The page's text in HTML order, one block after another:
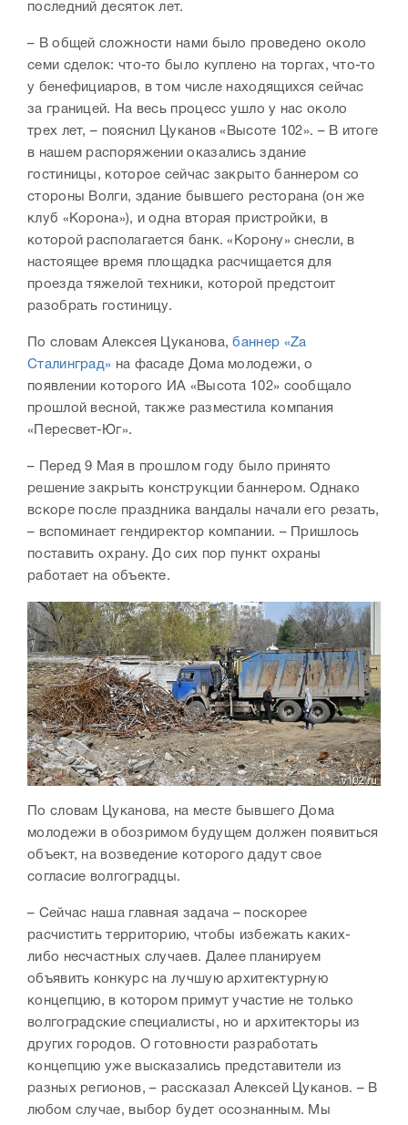
последний десяток лет.
– В общей сложности нами было проведено около
семи сделок: что-то было куплено на торгах, что-то
у бенефициаров, в том числе находящихся сейчас
за границей. На весь процесс ушло у нас около
трех лет, – пояснил Цуканов «Высоте 102». – В итоге
в нашем распоряжении оказались здание
гостиницы, которое сейчас закрыто баннером со
стороны Волги, здание бывшего ресторана (он же
клуб «Корона»), и одна вторая пристройки, в
которой располагается банк. «Корону» снесли, в
настоящее время площадка расчищается для
проезда тяжелой техники, которой предстоит
разобрать гостиницу.
По словам Алексея Цуканова, баннер «Za
Сталинград» на фасаде Дома молодежи, о
появлении которого ИА «Высота 102» сообщало
прошлой весной, также разместила компания
«Пересвет-Юг».
– Перед 9 Мая в прошлом году было принято
решение закрыть конструкции баннером. Однако
вскоре после праздника вандалы начали его резать,
– вспоминает гендиректор компании. – Пришлось
поставить охрану. До сих пор пункт охраны
работает на объекте.
По словам Цуканова, на месте бывшего Дома
молодежи в обозримом будущем должен появиться
объект, на возведение которого дадут свое
согласие волгоградцы.
– Сейчас наша главная задача – поскорее
расчистить территорию, чтобы избежать каких-
либо несчастных случаев. Далее планируем
объявить конкурс на лучшую архитектурную
концепцию, в котором примут участие не только
волгоградские специалисты, но и архитекторы из
других городов. О готовности разработать
концепцию уже высказались представители из
разных регионов, – рассказал Алексей Цуканов. – В
любом случае, выбор будет осознанным. Мы